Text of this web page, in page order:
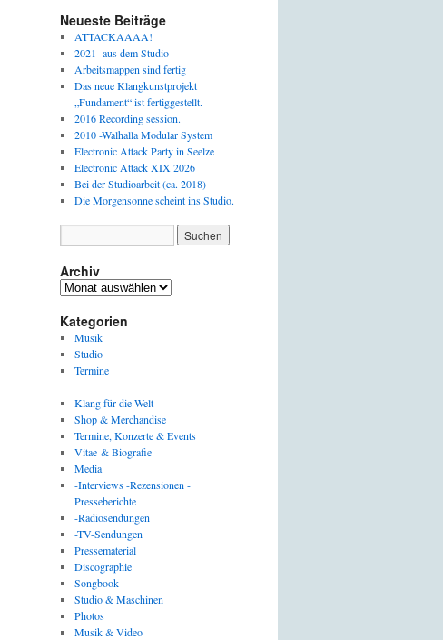
Neueste Beiträge
ATTACKAAAA!
2021 -aus dem Studio
Arbeitsmappen sind fertig
Das neue Klangkunstprojekt
„Fundament“ ist fertiggestellt.
2016 Recording session.
2010 -Walhalla Modular System
Electronic Attack Party in Seelze
Electronic Attack XIX 2026
Bei der Studioarbeit (ca. 2018)
Die Morgensonne scheint ins Studio.
Archiv
Archiv
Kategorien
Musik
Studio
Termine
Klang für die Welt
Shop & Merchandise
Termine, Konzerte & Events
Vitae & Biografie
Media
-Interviews -Rezensionen -
Presseberichte
-Radiosendungen
-TV-Sendungen
Pressematerial
Discographie
Songbook
Studio & Maschinen
Photos
Musik & Video